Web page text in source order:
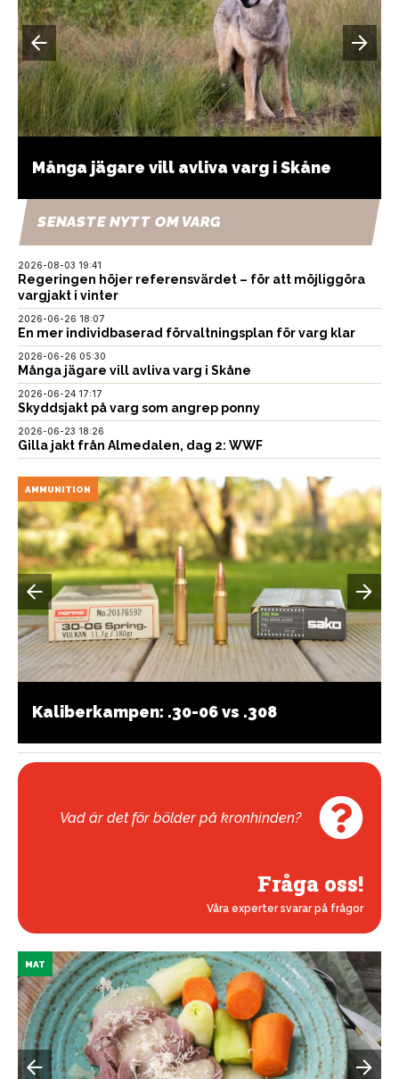
Många jägare vill avliva varg i Skåne
SENASTE NYTT OM VARG
2026-08-03 19:41
Regeringen höjer referensvärdet – för att möjliggöra
vargjakt i vinter
2026-06-26 18:07
En mer individbaserad förvaltningsplan för varg klar
2026-06-26 05:30
Många jägare vill avliva varg i Skåne
2026-06-24 17:17
Skyddsjakt på varg som angrep ponny
2026-06-23 18:26
Gilla jakt från Almedalen, dag 2: WWF
AMMUNITION
Kaliberkampen: .30-06 vs .308
Vad är det för bölder på kronhinden?
Fråga oss!
Våra experter svarar på frågor
MAT